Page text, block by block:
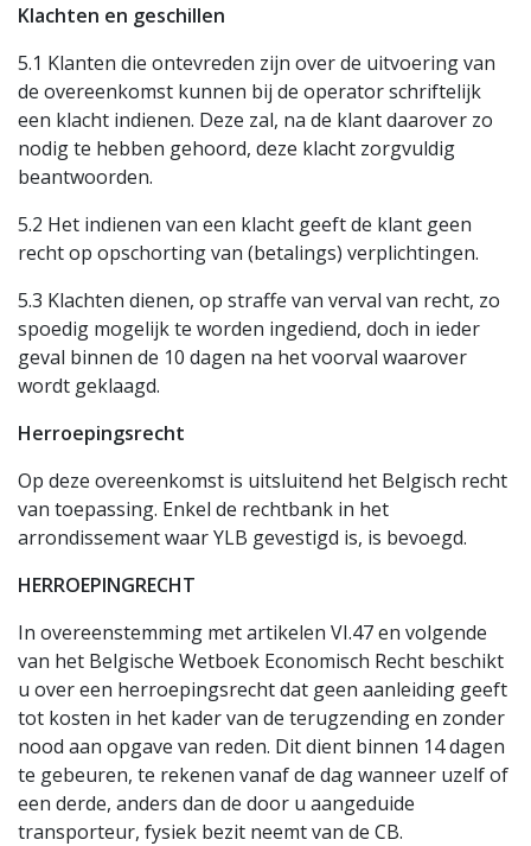
Klachten en geschillen
5.1 Klanten die ontevreden zijn over de uitvoering van
de overeenkomst kunnen bij de operator schriftelijk
een klacht indienen. Deze zal, na de klant daarover zo
nodig te hebben gehoord, deze klacht zorgvuldig
beantwoorden.
5.2 Het indienen van een klacht geeft de klant geen
recht op opschorting van (betalings) verplichtingen.
5.3 Klachten dienen, op straffe van verval van recht, zo
spoedig mogelijk te worden ingediend, doch in ieder
geval binnen de 10 dagen na het voorval waarover
wordt geklaagd.
Herroepingsrecht
Op deze overeenkomst is uitsluitend het Belgisch recht
van toepassing. Enkel de rechtbank in het
arrondissement waar YLB gevestigd is, is bevoegd.
HERROEPINGRECHT
In overeenstemming met artikelen VI.47 en volgende
van het Belgische Wetboek Economisch Recht beschikt
u over een herroepingsrecht dat geen aanleiding geeft
tot kosten in het kader van de terugzending en zonder
nood aan opgave van reden. Dit dient binnen 14 dagen
te gebeuren, te rekenen vanaf de dag wanneer uzelf of
een derde, anders dan de door u aangeduide
transporteur, fysiek bezit neemt van de CB.